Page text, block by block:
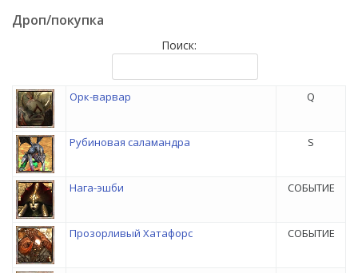
Дроп/покупка
Поиск:
Орк-варвар Q
Рубиновая саламандра S
Нага-эшби СОБЫТИЕ
Прозорливый Хатафорс СОБЫТИЕ